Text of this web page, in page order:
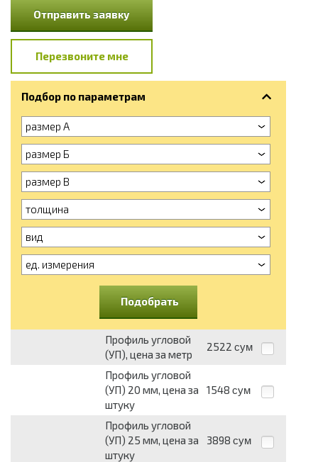
Отправить заявку
Перезвоните мне
Подбор по параметрам
размер А
размер Б
размер В
толщина
вид
ед. измерения
Подобрать
Профиль угловой
(УП), цена за метр
2522 сум
Профиль угловой
(УП) 20 мм, цена за
штуку
1548 сум
Профиль угловой
(УП) 25 мм, цена за
штуку
3898 сум